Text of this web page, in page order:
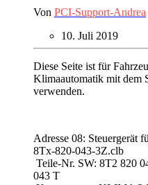
Von PCI-Support-Andrea
10. Juli 2019
Diese Seite ist für
Klimaautomatik mit dem
verwenden.
Adresse 08:
8Tx-820-043-3Z.clb
Teile-Nr. SW: 8T2
043 T